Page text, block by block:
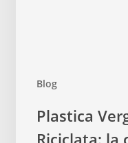
Blog
VerginePlastica